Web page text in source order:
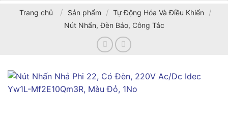
Trang chủ / Sản phẩm / Tự Động Hóa Và Điều Khiển /
Nút Nhấn, Đèn Báo, Công Tắc